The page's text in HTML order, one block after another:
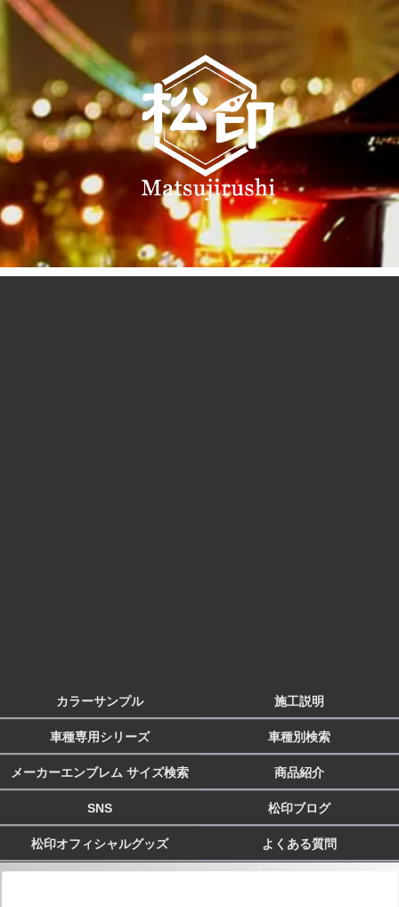
カラーサンプル 施工説明
車種専用シリーズ 車種別検索
メーカーエンブレム サイズ検索 商品紹介
SNS 松印ブログ
松印オフィシャルグッズ よくある質問